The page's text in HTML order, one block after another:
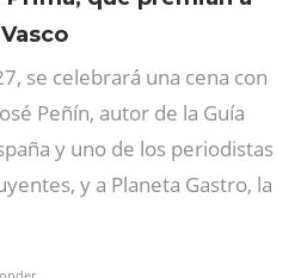
se celebrará una cena con
Peñín, autor de la Guía
y uno de los periodistas
y a Planeta Gastro, la